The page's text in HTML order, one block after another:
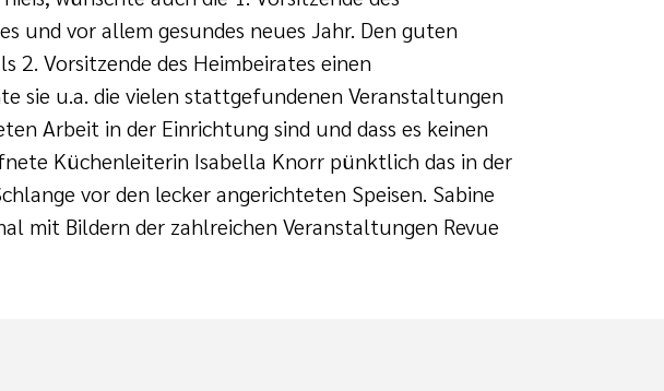
und vor allem gesundes neues Jahr. Den guten
2. Vorsitzende des Heimbeirates einen
sie u.a. die vielen stattgefundenen Veranstaltungen
Arbeit in der Einrichtung sind und dass es keinen
Küchenleiterin Isabella Knorr pünktlich das in der
vor den lecker angerichteten Speisen. Sabine
mit Bildern der zahlreichen Veranstaltungen Revue